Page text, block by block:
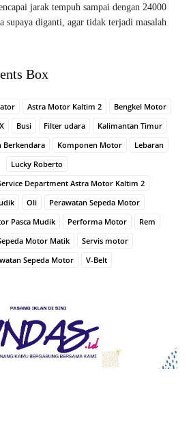
jarak tempuh sampai dengan 24000
supaya diganti, agar tidak terjadi masalah
Box
Astra Motor Kaltim 2
Bengkel Motor
Busi Filter udara
Kalimantan Timur
Berkendara Komponen Motor
Lebaran
Lucky Roberto
Department Astra Motor Kaltim 2
Oli
Perawatan Sepeda Motor
Pasca Mudik
Performa Motor
Rem
Motor Matik
Servis motor
Sepeda Motor
V-Belt